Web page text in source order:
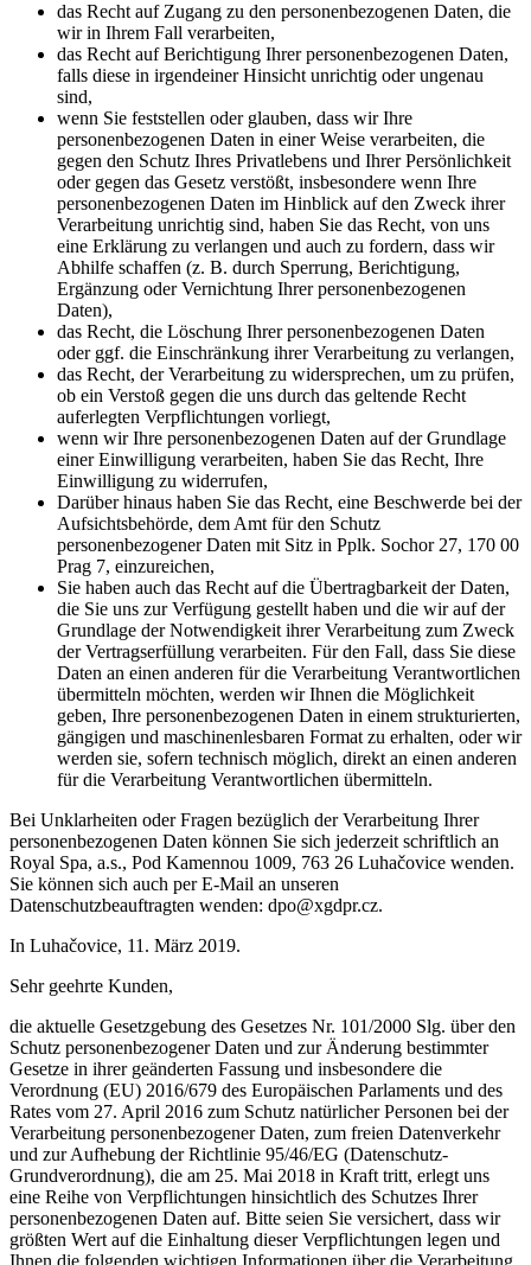
das Recht auf Zugang zu den personenbezogenen Daten, die
wir in Ihrem Fall verarbeiten,
das Recht auf Berichtigung Ihrer personenbezogenen Daten,
falls diese in irgendeiner Hinsicht unrichtig oder ungenau
sind,
wenn Sie feststellen oder glauben, dass wir Ihre
personenbezogenen Daten in einer Weise verarbeiten, die
gegen den Schutz Ihres Privatlebens und Ihrer Persönlichkeit
oder gegen das Gesetz verstößt, insbesondere wenn Ihre
personenbezogenen Daten im Hinblick auf den Zweck ihrer
Verarbeitung unrichtig sind, haben Sie das Recht, von uns
eine Erklärung zu verlangen und auch zu fordern, dass wir
Abhilfe schaffen (z. B. durch Sperrung, Berichtigung,
Ergänzung oder Vernichtung Ihrer personenbezogenen
Daten),
das Recht, die Löschung Ihrer personenbezogenen Daten
oder ggf. die Einschränkung ihrer Verarbeitung zu verlangen,
das Recht, der Verarbeitung zu widersprechen, um zu prüfen,
ob ein Verstoß gegen die uns durch das geltende Recht
auferlegten Verpflichtungen vorliegt,
wenn wir Ihre personenbezogenen Daten auf der Grundlage
einer Einwilligung verarbeiten, haben Sie das Recht, Ihre
Einwilligung zu widerrufen,
Darüber hinaus haben Sie das Recht, eine Beschwerde bei der
Aufsichtsbehörde, dem Amt für den Schutz
personenbezogener Daten mit Sitz in Pplk. Sochor 27, 170 00
Prag 7, einzureichen,
Sie haben auch das Recht auf die Übertragbarkeit der Daten,
die Sie uns zur Verfügung gestellt haben und die wir auf der
Grundlage der Notwendigkeit ihrer Verarbeitung zum Zweck
der Vertragserfüllung verarbeiten. Für den Fall, dass Sie diese
Daten an einen anderen für die Verarbeitung Verantwortlichen
übermitteln möchten, werden wir Ihnen die Möglichkeit
geben, Ihre personenbezogenen Daten in einem strukturierten,
gängigen und maschinenlesbaren Format zu erhalten, oder wir
werden sie, sofern technisch möglich, direkt an einen anderen
für die Verarbeitung Verantwortlichen übermitteln.
Bei Unklarheiten oder Fragen bezüglich der Verarbeitung Ihrer
personenbezogenen Daten können Sie sich jederzeit schriftlich an
Royal Spa, a.s., Pod Kamennou 1009, 763 26 Luhačovice wenden.
Sie können sich auch per E-Mail an unseren
Datenschutzbeauftragten wenden: dpo@xgdpr.cz.
In Luhačovice, 11. März 2019.
Sehr geehrte Kunden,
die aktuelle Gesetzgebung des Gesetzes Nr. 101/2000 Slg. über den
Schutz personenbezogener Daten und zur Änderung bestimmter
Gesetze in ihrer geänderten Fassung und insbesondere die
Verordnung (EU) 2016/679 des Europäischen Parlaments und des
Rates vom 27. April 2016 zum Schutz natürlicher Personen bei der
Verarbeitung personenbezogener Daten, zum freien Datenverkehr
und zur Aufhebung der Richtlinie 95/46/EG (Datenschutz-
Grundverordnung), die am 25. Mai 2018 in Kraft tritt, erlegt uns
eine Reihe von Verpflichtungen hinsichtlich des Schutzes Ihrer
personenbezogenen Daten auf. Bitte seien Sie versichert, dass wir
größten Wert auf die Einhaltung dieser Verpflichtungen legen und
Ihnen die folgenden wichtigen Informationen über die Verarbeitung